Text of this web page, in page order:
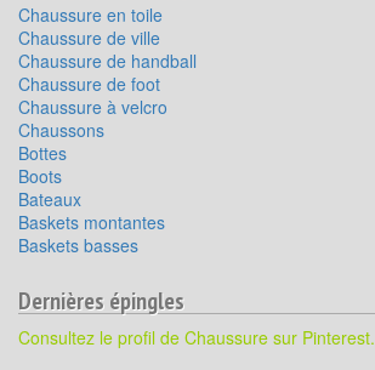
Chaussure en toile
Chaussure de ville
Chaussure de handball
Chaussure de foot
Chaussure à velcro
Chaussons
Bottes
Boots
Bateaux
Baskets montantes
Baskets basses
Dernières épingles
Consultez le profil de Chaussure sur Pinterest.